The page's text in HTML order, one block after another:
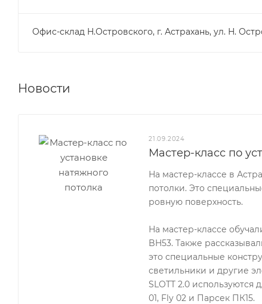
Офис-склад Н.Островского, г. Астрахань, ул. Н.
Новости
21.09.2024
Мастер-класс по
На мастер-классе в
потолки. Это
ровную поверхность.
На мастер-классе
BH53. Также
это специальные
светильники и другие
SLOTT 2.0 используются
01, Fly 02 и Парсек ПК15.